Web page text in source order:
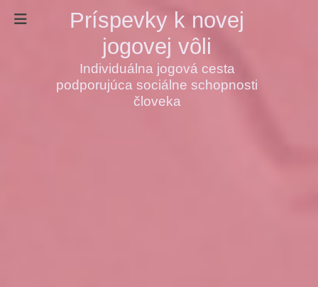
Príspevky k novej
jogovej vôli
Individuálna jogová cesta
podporujúca sociálne schopnosti
človeka